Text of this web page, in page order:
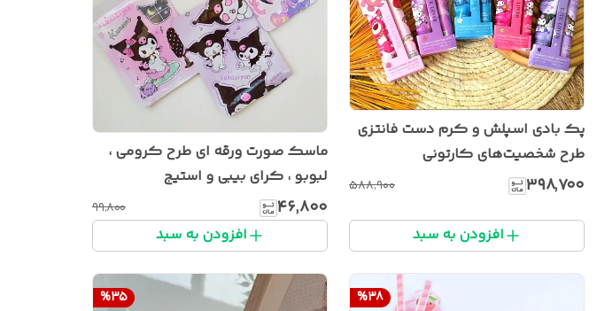
پک بادی اسپلش و کرم دست فانتزی
طرح شخصیت‌های کارتونی
۳۹۸٬۷۰۰ ۵۸۸٬۹۰۰
افزودن به سبد
ماسک صورت ورقه ای طرح کرومی ،
لبوبو ، کرای بیبی و استیج
۴۶٬۸۰۰ ۹۹٬۸۰۰
افزودن به سبد
%38
%35